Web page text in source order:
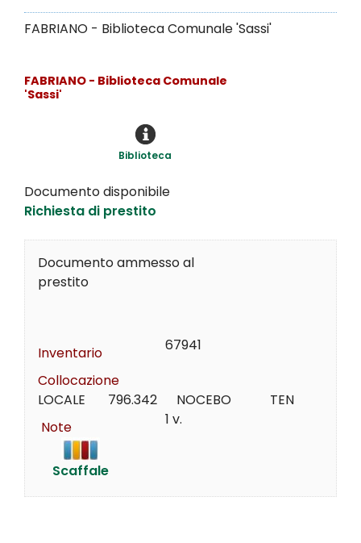
FABRIANO - Biblioteca Comunale 'Sassi'
FABRIANO - Biblioteca Comunale
'Sassi'
Biblioteca
Documento disponibile
Richiesta di prestito
Documento ammesso al
prestito
Inventario
67941
Collocazione
LOCALE       796.342      NOCEBO            TEN
Note
1 v.
Scaffale